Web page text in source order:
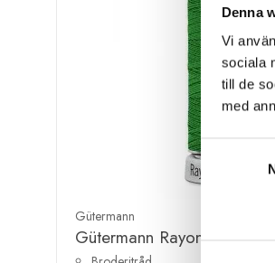
Denna
Vi
sociala
till de
med
Gütermann
Gütermann Rayon 40